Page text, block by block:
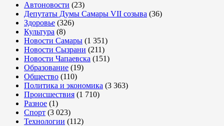
Автоновости (23)
Депутаты Думы Самары VII созыва (36)
Здоровье (326)
Культура (8)
Новости Самары (1 351)
Новости Сызрани (211)
Новости Чапаевска (151)
Образование (19)
Общество (110)
Политика и экономика (3 363)
Происшествия (1 710)
Разное (1)
Спорт (3 023)
Технологии (112)